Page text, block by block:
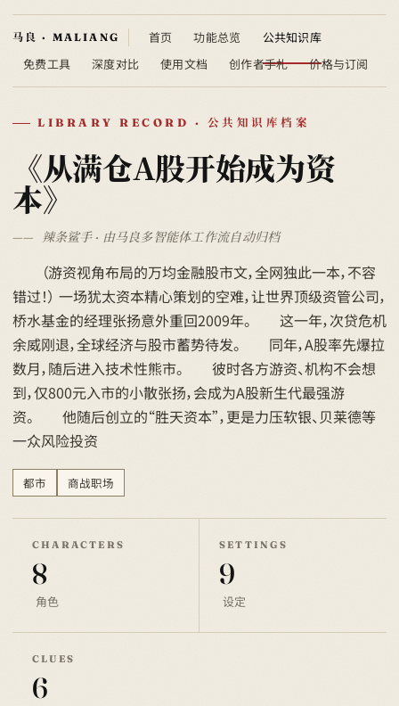
首页 功能总览
公共知识库
免费工具
深度对比 使用文档 创作者手札 价格与订阅
LIBRARY RECORD · 公共知识库档案
《从满仓A股开始成为资
本》
辣条鲨手 · 由马良多智能体工作流自动归档
（游资视角布局的万均金融股市文，全网独此一本，不容
错过！） 一场犹太资本精心策划的空难，让世界顶级资管公司，
桥水基金的经理张扬意外重回2009年。 这一年，次贷危机
余威刚退，全球经济与股市蓄势待发。 同年，A股率先爆拉
数月，随后进入技术性熊市。 彼时各方游资、机构不会想
到，仅800元入市的小散张扬，会成为A股新生代最强游
资。 他随后创立的“胜天资本”，更是力压软银、贝莱德等
一众风险投资
都市 商战职场
CHARACTERS
8
角色
SETTINGS
9
设定
CLUES
6